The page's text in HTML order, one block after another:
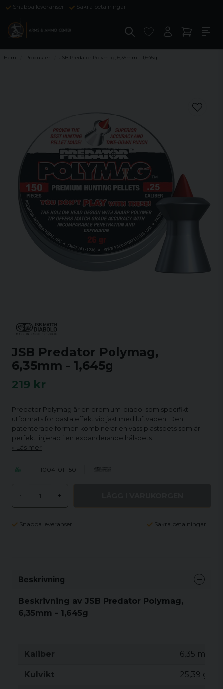
Snabba leveranser Säkra betalningar
Hem Produkter JSB Predator Polymag, 6,35mm - 1,645g
JSB Predator Polymag,
6,35mm - 1,645g
219 kr
Predator Polymag är en premium-diabol som specifikt
utformats för bästa effekt vid jakt med luftvapen. Den
patenterade formen kombinerar en vass plastspets som är
perfekt linjerad i en expanderande hålspets.
Läs mer
1004-01-150
- +
Snabba leveranser Säkra betalningar
Beskrivning
Beskrivning av JSB Predator Polymag,
6,35mm - 1,645g
Kaliber 6,35 mm /
Kulvikt 25,39